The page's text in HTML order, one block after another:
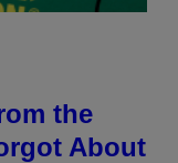
the
About